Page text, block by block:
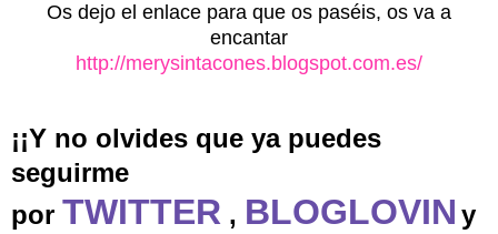
Os dejo el enlace para que os paséis, os va a
encantar
http://merysintacones.blogspot.com.es/
¡¡Y no olvides que ya puedes
seguirme
por TWITTER , BLOGLOVIN y